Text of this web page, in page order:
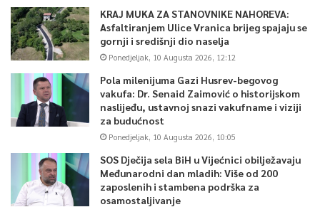
KRAJ MUKA ZA STANOVNIKE NAHOREVA:
Asfaltiranjem Ulice Vranica brijeg spajaju se
gornji i središnji dio naselja
Ponedjeljak, 10 Augusta 2026, 12:12
Pola milenijuma Gazi Husrev-begovog
vakufa: Dr. Senaid Zaimović o historijskom
naslijeđu, ustavnoj snazi vakufname i viziji
za budućnost
Ponedjeljak, 10 Augusta 2026, 10:05
SOS Dječija sela BiH u Vijećnici obilježavaju
Međunarodni dan mladih: Više od 200
zaposlenih i stambena podrška za
osamostaljivanje